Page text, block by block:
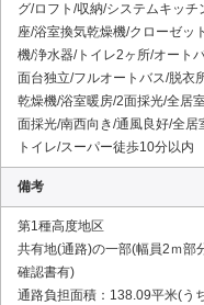
グ/ロフト/収納/システムキッ
座/浴室換気乾燥機/クローゼッ
機/浄水器/トイレ2ヶ所/オート
面台独立/フルオートバス/脱衣
乾燥機/浴室暖房/2面採光/全居
面採光/南西向き/通風良好/全
トイレ/スーパー徒歩10分以内
備考
第1種高度地区
共有地(通路)の一部(幅員2ｍ部
確認書有)
通路負担面積：138.09平米(う